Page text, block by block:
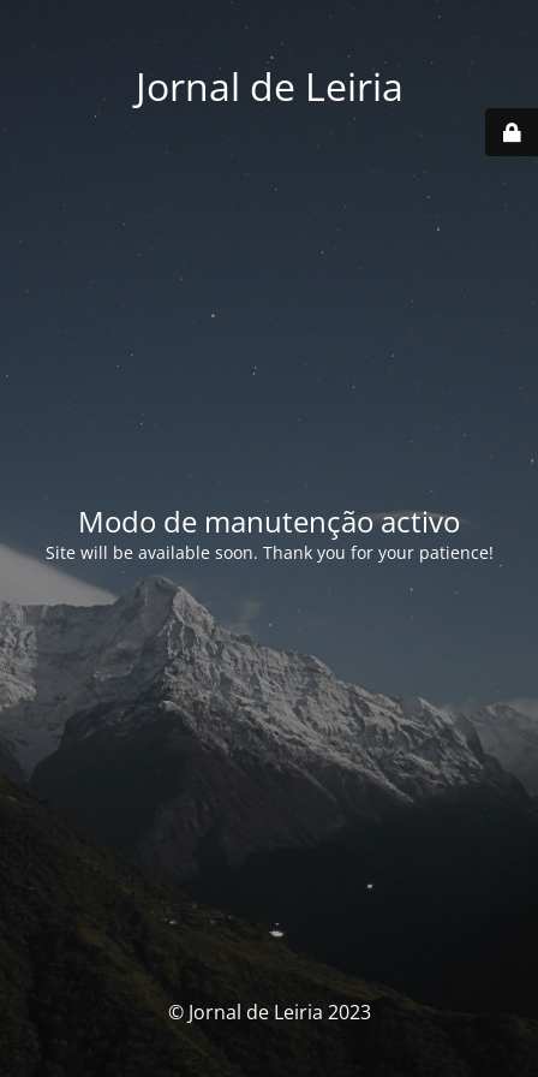
Jornal de Leiria
Modo de manutenção activo
Site will be available soon. Thank you for your patience!
© Jornal de Leiria 2023